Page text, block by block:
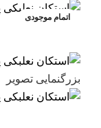
اتمام موجودی
بزرگنمایی تصویر